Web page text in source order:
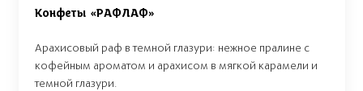
Конфеты «РАФЛАФ»
Арахисовый раф в темной глазури: нежное пралине с
кофейным ароматом и арахисом в мягкой карамели и
темной глазури.